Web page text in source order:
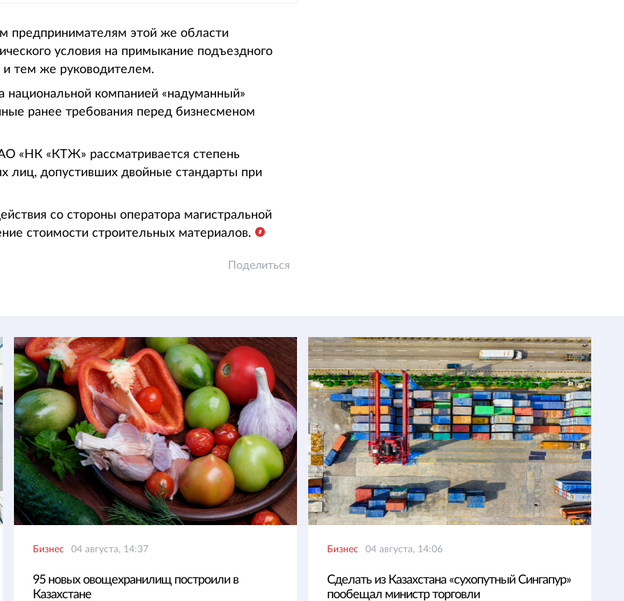
предпринимателям этой же области
условия на примыкание подъездного
и тем же руководителем.
национальной компанией «надуманный»
ранее требования перед бизнесменом
«НК «КТЖ» рассматривается степень
лиц, допустивших двойные стандарты при
со стороны оператора магистральной
стоимости строительных материалов.
Поделиться
Бизнес 04 августа, 14:37
95 новых овощехранилищ построили в
Казахстане
Бизнес 04 августа, 14:06
Сделать из Казахстана «сухопутный Сингапур»
пообещал министр торговли